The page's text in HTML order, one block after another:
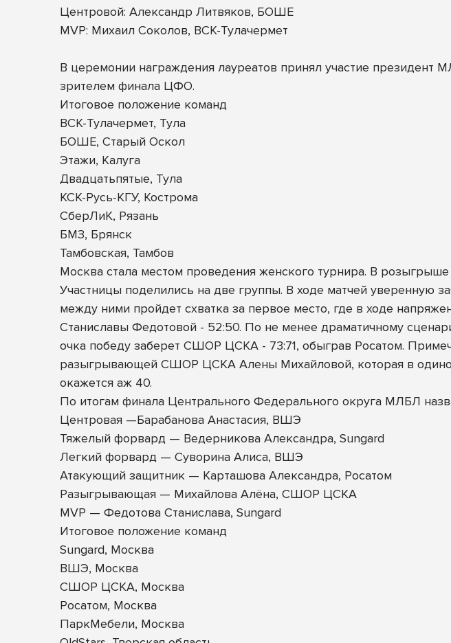
Центровой: Александр Литвяков, БОШЕ
MVP: Михаил Соколов, ВСК-Тулачермет
В церемонии награждения лауреатов принял участие
зрителем финала ЦФО.
Итоговое положение команд
ВСК-Тулачермет, Тула
БОШЕ, Старый Оскол
Этажи, Калуга
Двадцатьпятые, Тула
КСК-Русь-КГУ, Кострома
СберЛиК, Рязань
БМЗ, Брянск
Тамбовская, Тамбов
Москва стала местом проведения женского турнира. В
Участницы поделились на две группы. В ходе матчей уверенную
между ними пройдет схватка за первое место, где в ходе
Станиславы Федотовой - 52:50. По не менее драматичному
очка победу заберет СШОР ЦСКА - 73:71, обыграв Росатом.
разыгрывающей СШОР ЦСКА Алены Михайловой, которая в
окажется аж 40.
По итогам финала Центрального Федерального округа МЛБЛ
Центровая —Барабанова Анастасия, ВШЭ
Тяжелый форвард — Ведерникова Александра, Sungard
Легкий форвард — Суворина Алиса, ВШЭ
Атакующий защитник — Карташова Александра, Росатом
Разыгрывающая — Михайлова Алёна, СШОР ЦСКА
MVP — Федотова Станислава, Sungard
Итоговое положение команд
Sungard, Москва
ВШЭ, Москва
СШОР ЦСКА, Москва
Росатом, Москва
ПаркМебели, Москва